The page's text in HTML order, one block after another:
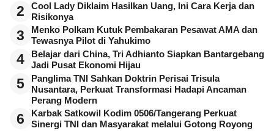
2
Cool Lady Diklaim Hasilkan Uang, Ini Cara Kerja dan
Risikonya
3
Menko Polkam Kutuk Pembakaran Pesawat AMA dan
Tewasnya Pilot di Yahukimo
4
Belajar dari China, Tri Adhianto Siapkan Bantargebang
Jadi Pusat Ekonomi Hijau
5
Panglima TNI Sahkan Doktrin Perisai Trisula
Nusantara, Perkuat Transformasi Hadapi Ancaman
Perang Modern
6
Karbak Satkowil Kodim 0506/Tangerang Perkuat
Sinergi TNI dan Masyarakat melalui Gotong Royong